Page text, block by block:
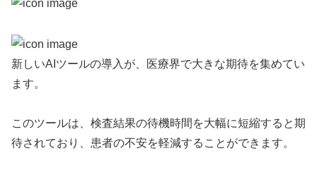
新しいAIツールの導入が、医療界で大きな期待を集めてい
ます。
このツールは、検査結果の待機時間を大幅に短縮すると期
待されており、患者の不安を軽減することができます。